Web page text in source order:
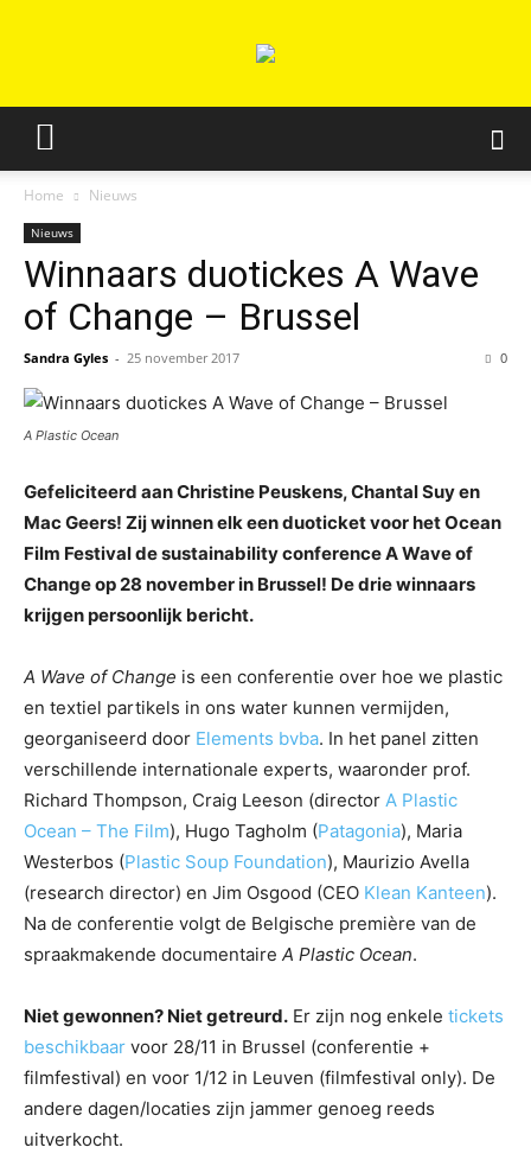
Home Nieuws
Nieuws
Winnaars duotickes A Wave
of Change – Brussel
Sandra Gyles - 25 november 2017 0
A Plastic Ocean
Gefeliciteerd aan Christine Peuskens, Chantal Suy en
Mac Geers! Zij winnen elk een duoticket voor het Ocean
Film Festival de sustainability conference A Wave of
Change op 28 november in Brussel! De drie winnaars
krijgen persoonlijk bericht.
A Wave of Change is een conferentie over hoe we plastic
en textiel partikels in ons water kunnen vermijden,
georganiseerd door Elements bvba. In het panel zitten
verschillende internationale experts, waaronder prof.
Richard Thompson, Craig Leeson (director A Plastic
Ocean – The Film), Hugo Tagholm (Patagonia), Maria
Westerbos (Plastic Soup Foundation), Maurizio Avella
(research director) en Jim Osgood (CEO Klean Kanteen).
Na de conferentie volgt de Belgische première van de
spraakmakende documentaire A Plastic Ocean.
Niet gewonnen? Niet getreurd. Er zijn nog enkele tickets
beschikbaar voor 28/11 in Brussel (conferentie +
filmfestival) en voor 1/12 in Leuven (filmfestival only). De
andere dagen/locaties zijn jammer genoeg reeds
uitverkocht.